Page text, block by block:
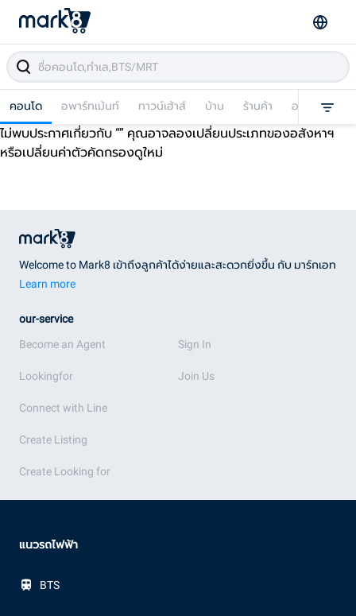
คอนโด อพาร์ทเม้นท์ ทาวน์เฮ้าส์ บ้าน ร้านค้า อาคารพาณิช
ไม่พบประกาศเกี่ยวกับ “” คุณอาจลองเปลี่ยนประเภทของอสังหาฯ
หรือเปลี่ยนค่าตัวคัดกรองดูใหม่
Welcome to Mark8 เข้าถึงลูกค้าได้ง่ายและสะดวกยิ่งขึ้น กับ มาร์กเอท
Learn more
our-service
Become an Agent
Lookingfor
Connect with Line
Create Listing
Create Looking for
Sign In
Join Us
แนวรถไฟฟ้า
BTS